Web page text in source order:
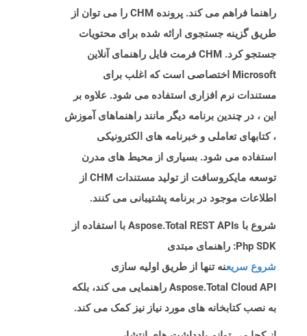
راهنما فراهم می کند. پرونده CHM را می توان از
طریق گزینه جستجوی ارائه شده برای محتویات
جستجو کرد. CHM فرمت فایل راهنمای آنلاین
Microsoft اختصاصی است که اغلب برای
مستندات نرم افزاری استفاده می شود. علاوه بر
این ، در چندین برنامه دیگر مانند راهنماهای آموزش
، کتابهای تعاملی و خبرنامه های الکترونیکی
استفاده می شود. بسیاری از محیط های مدرن
توسعه مایکروسافت از تولید مستندات CHM از
اطلاعات موجود در برنامه پشتیبانی می کنند.
شروع با Aspose.Total REST APIs با استفاده از
Php SDK: راهنمای مبتدی
شروع سریعنه تنها از طریق اولیه سازی
Aspose.Total Cloud API راهنمایی می کند، بلکه
به نصب کتابخانه های مورد نیاز نیز کمک می کند.